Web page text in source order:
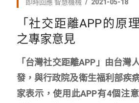
即時回應 智慧機械 2021-05-18
「社交距離APP的原
之專家意見
「台灣社交距離APP」由台灣
發，與行政院及衛生福利部疾
家表示，使用此APP有4個注